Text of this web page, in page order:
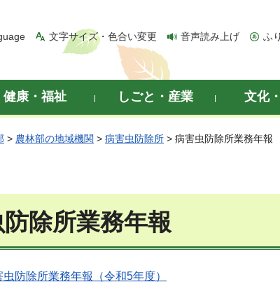
文字サイズ・色合い変更 音声読み上げ ふ
健康・福祉 しごと・産業 文化
> 農林部の地域機関 > 病害虫防除所 > 病害虫防除所業務年報
除所業務年報
防除所業務年報（令和5年度）